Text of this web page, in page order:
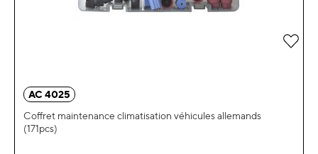
AC 4025
Coffret maintenance climatisation véhicules allemands
(171pcs)